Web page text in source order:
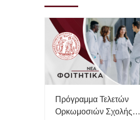
Πρόγραμμα Τελετών
Ορκωμοσιών Σχολής